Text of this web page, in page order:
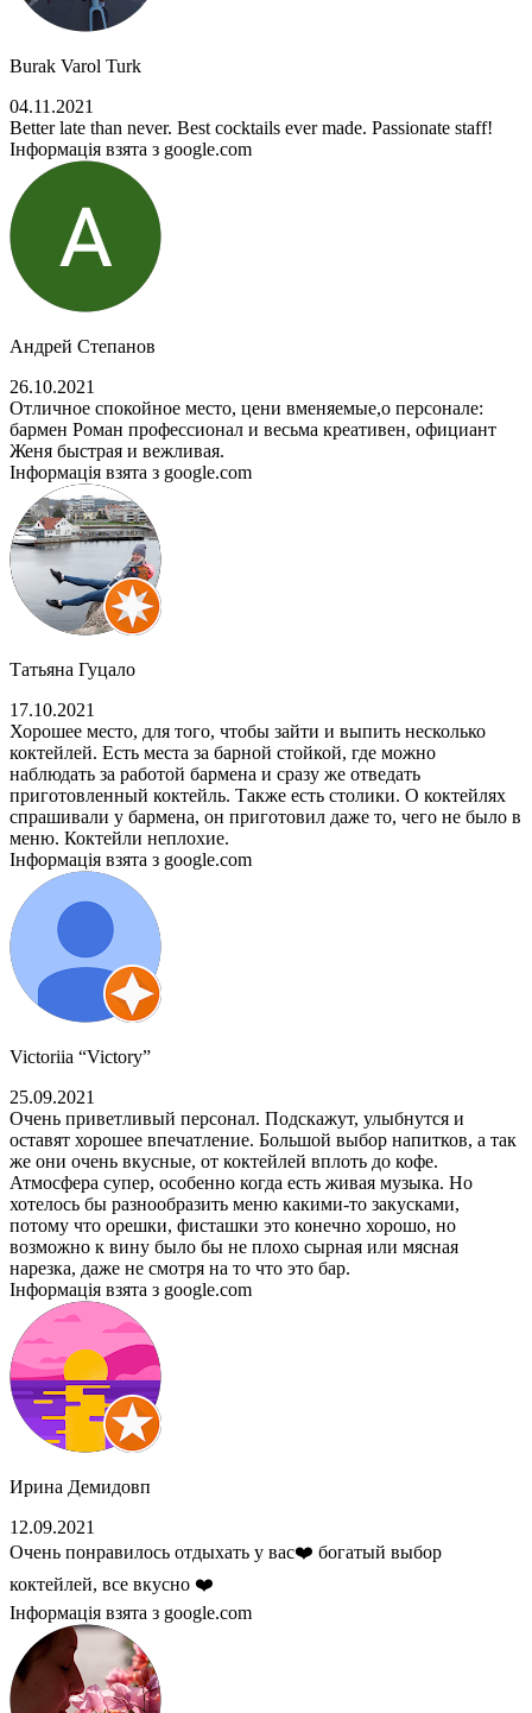
Burak Varol Turk
04.11.2021
Better late than never. Best cocktails ever made. Passionate staff!
Інформація взята з google.com
Андрей Степанов
26.10.2021
Отличное спокойное место, цени вменяемые,о персонале:
бармен Роман профессионал и весьма креативен, официант
Женя быстрая и вежливая.
Інформація взята з google.com
Татьяна Гуцало
17.10.2021
Хорошее место, для того, чтобы зайти и выпить несколько
коктейлей. Есть места за барной стойкой, где можно
наблюдать за работой бармена и сразу же отведать
приготовленный коктейль. Также есть столики. О коктейлях
спрашивали у бармена, он приготовил даже то, чего не было в
меню. Коктейли неплохие.
Інформація взята з google.com
Victoriia “Victory”
25.09.2021
Очень приветливый персонал. Подскажут, улыбнутся и
оставят хорошее впечатление. Большой выбор напитков, а так
же они очень вкусные, от коктейлей вплоть до кофе.
Атмосфера супер, особенно когда есть живая музыка. Но
хотелось бы разнообразить меню какими-то закусками,
потому что орешки, фисташки это конечно хорошо, но
возможно к вину было бы не плохо сырная или мясная
нарезка, даже не смотря на то что это бар.
Інформація взята з google.com
Ирина Демидовп
12.09.2021
Очень понравилось отдыхать у вас❤️ богатый выбор
коктейлей, все вкусно ❤️
Інформація взята з google.com